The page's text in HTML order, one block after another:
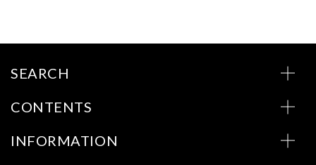
SEARCH
CONTENTS
INFORMATION